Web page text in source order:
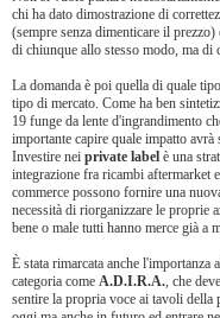
chi ha dato dimostrazione di
(sempre senza dimenticare il
di chiunque allo stesso modo, ma di
La domanda è poi quella di quale
tipo di mercato. Come ha ben
19 funge da lente d'ingrandimento
importante capire quale impatto
Investire nei private label è una
integrazione fra ricambi aftermarket
commerce possono fornire una
necessità di riorganizzare le proprie
bene o male tutti hanno merce già a
È stata rimarcata anche
categoria come A.D.I.R.A., che
sentire la propria voce ai tavoli